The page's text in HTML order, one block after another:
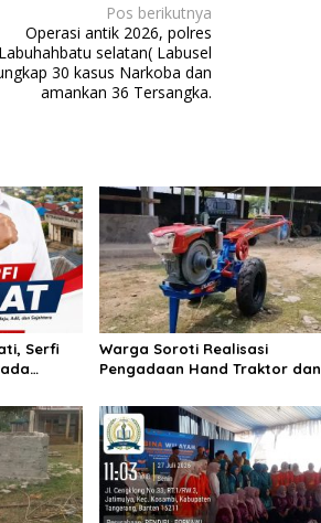
Pos berikutnya
Operasi antik 2026, polres
Labuhahbatu selatan( Labusel
30 kasus Narkoba dan
amankan 36 Tersangka.
Serfi
Warga Soroti Realisasi
Pengadaan Hand Traktor dan
Wela